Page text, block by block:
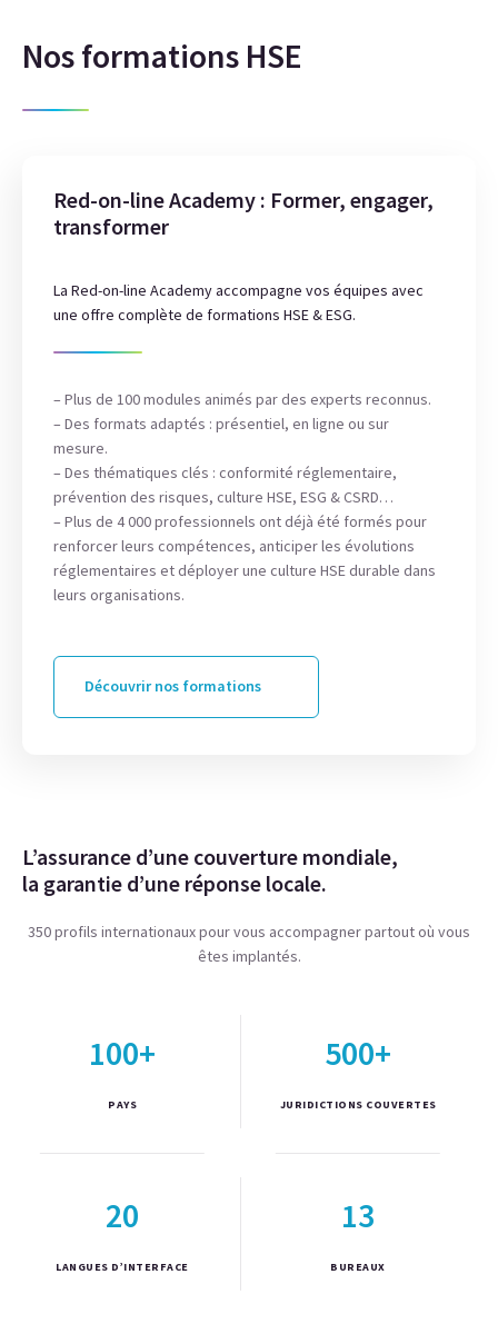
Nos formations HSE
Red-on-line Academy : Former, engager,
transformer
La Red-on-line Academy accompagne vos équipes avec
une offre complète de formations HSE & ESG.
– Plus de 100 modules animés par des experts reconnus.
– Des formats adaptés : présentiel, en ligne ou sur
mesure.
– Des thématiques clés : conformité réglementaire,
prévention des risques, culture HSE, ESG & CSRD…
– Plus de 4 000 professionnels ont déjà été formés pour
renforcer leurs compétences, anticiper les évolutions
réglementaires et déployer une culture HSE durable dans
leurs organisations.
Découvrir nos formations
L’assurance d’une couverture mondiale,
la garantie d’une réponse locale.
350 profils internationaux pour vous accompagner partout où vous
êtes implantés.
100+
PAYS
500+
JURIDICTIONS COUVERTES
20
LANGUES D’INTERFACE
13
BUREAUX